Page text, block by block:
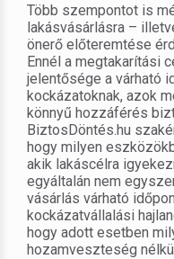
Több szempontot is
lakásvásárlásra –
önerő előteremtése
Ennél a megtakarítási
jelentősége a várható
kockázatoknak, azok
könnyű hozzáférés
BiztosDöntés.hu
hogy milyen
akik lakáscélra
egyáltalán nem
vásárlás várható
kockázatvállalási
hogy adott esetben
hozamveszteség